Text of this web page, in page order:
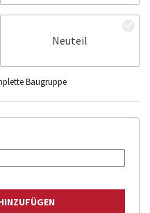
Neuteil
Baugruppe